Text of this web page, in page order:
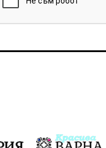
здравеопазване
Народно събрание